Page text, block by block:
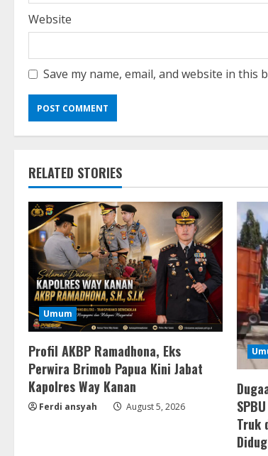
Website
Save my name, email, and website in
RELATED STORIES
Umum
Profil AKBP Ramadhona, Eks
Perwira Brimob Papua Kini Jabat
Kapolres Way Kanan
Ferdi ansyah August 5, 2026
Truk